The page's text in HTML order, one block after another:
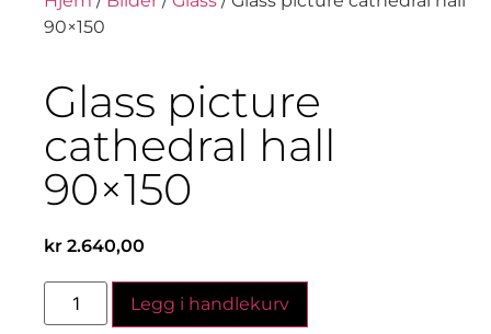
90×150
Glass picture
cathedral hall
90×150
kr 2.640,00
Legg i handlekurv